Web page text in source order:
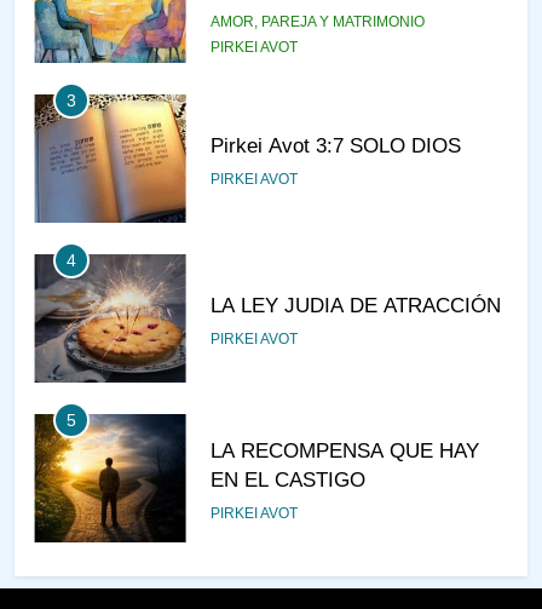
AMOR, PAREJA Y MATRIMONIO
PIRKEI AVOT
3
Pirkei Avot 3:7 SOLO DIOS
PIRKEI AVOT
4
LA LEY JUDIA DE ATRACCIÓN
PIRKEI AVOT
5
LA RECOMPENSA QUE HAY
EN EL CASTIGO
PIRKEI AVOT
6